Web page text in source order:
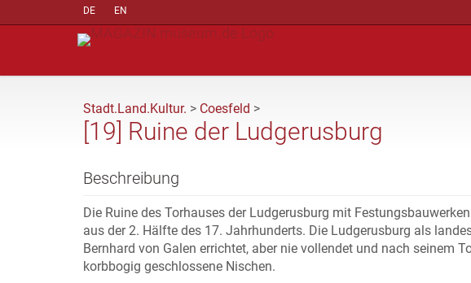
DE EN
Stadt.Land.Kultur. > Coesfeld >
[19] Ruine der Ludgerusburg
Beschreibung
Die Ruine des Torhauses der Ludgerusburg mit
aus der 2. Hälfte des 17. Jahrhunderts. Die Ludgerusburg als
Bernhard von Galen errichtet, aber nie vollendet und nach seinem
korbbogig geschlossene Nischen.